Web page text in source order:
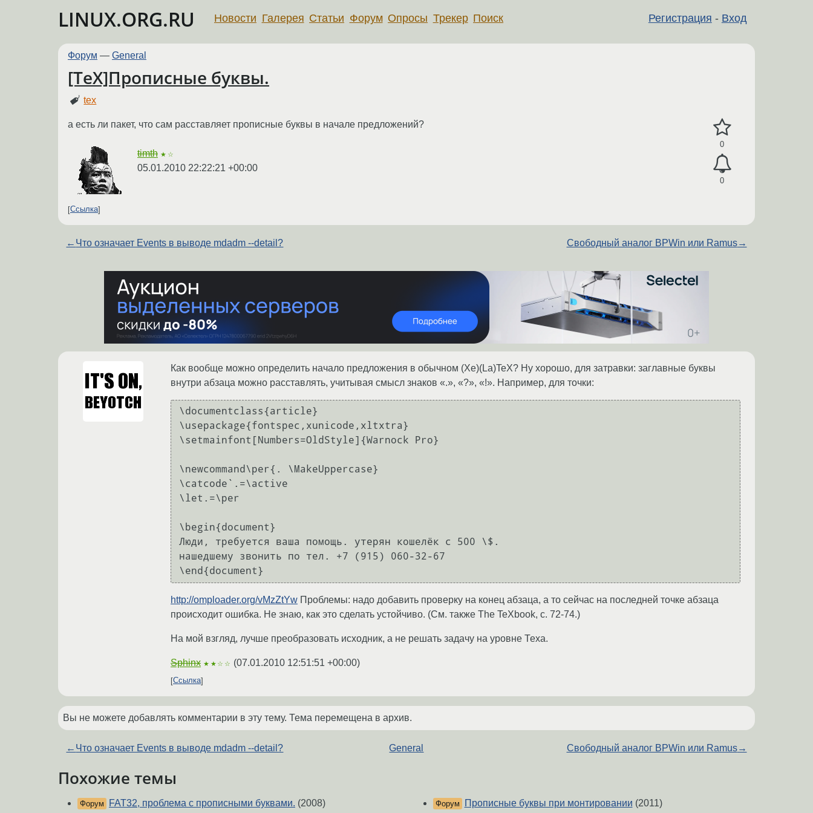
LINUX.ORG.RU Регистрация - Вход
Новости Галерея Статьи Форум Опросы Трекер Поиск
Форум — General
[TeX]Прописные буквы.
tex
0
0
а есть ли пакет, что сам расставляет прописные буквы в начале предложений?
timth ★☆
05.01.2010 22:22:21 +00:00
Ссылка
← Что означает Events в выводе mdadm --detail? Свободный аналог BPWin или Ramus→
Как вообще можно определить начало предложения в обычном (Xe)(La)TeX? Ну хорошо, для затравки: заглавные буквы
внутри абзаца можно расставлять, учитывая смысл знаков «.», «?», «!». Например, для точки:
\documentclass{article}
\usepackage{fontspec,xunicode,xltxtra}
\setmainfont[Numbers=OldStyle]{Warnock Pro}
\newcommand\per{. \MakeUppercase}
\catcode`.=\active
\let.=\per
\begin{document}
Люди, требуется ваша помощь. утерян кошелёк с 500 \$.
нашедшему звонить по тел. +7 (915) 060-32-67
http://omploader.org/vMzZtYw Проблемы: надо добавить проверку на конец абзаца, а то сейчас на последней точке абзаца
происходит ошибка. Не знаю, как это сделать устойчиво. (См. также The TeXbook, с. 72-74.)
На мой взгляд, лучше преобразовать исходник, а не решать задачу на уровне Теха.
Sphinx ★★☆☆ (07.01.2010 12:51:51 +00:00)
Ссылка
Вы не можете добавлять комментарии в эту тему. Тема перемещена в архив.
← Что означает Events в выводе mdadm --detail? General Свободный аналог BPWin или Ramus→
Похожие темы
Форум FAT32, проблема с прописными буквами. (2008) Форум Прописные буквы при монтировании (2011)